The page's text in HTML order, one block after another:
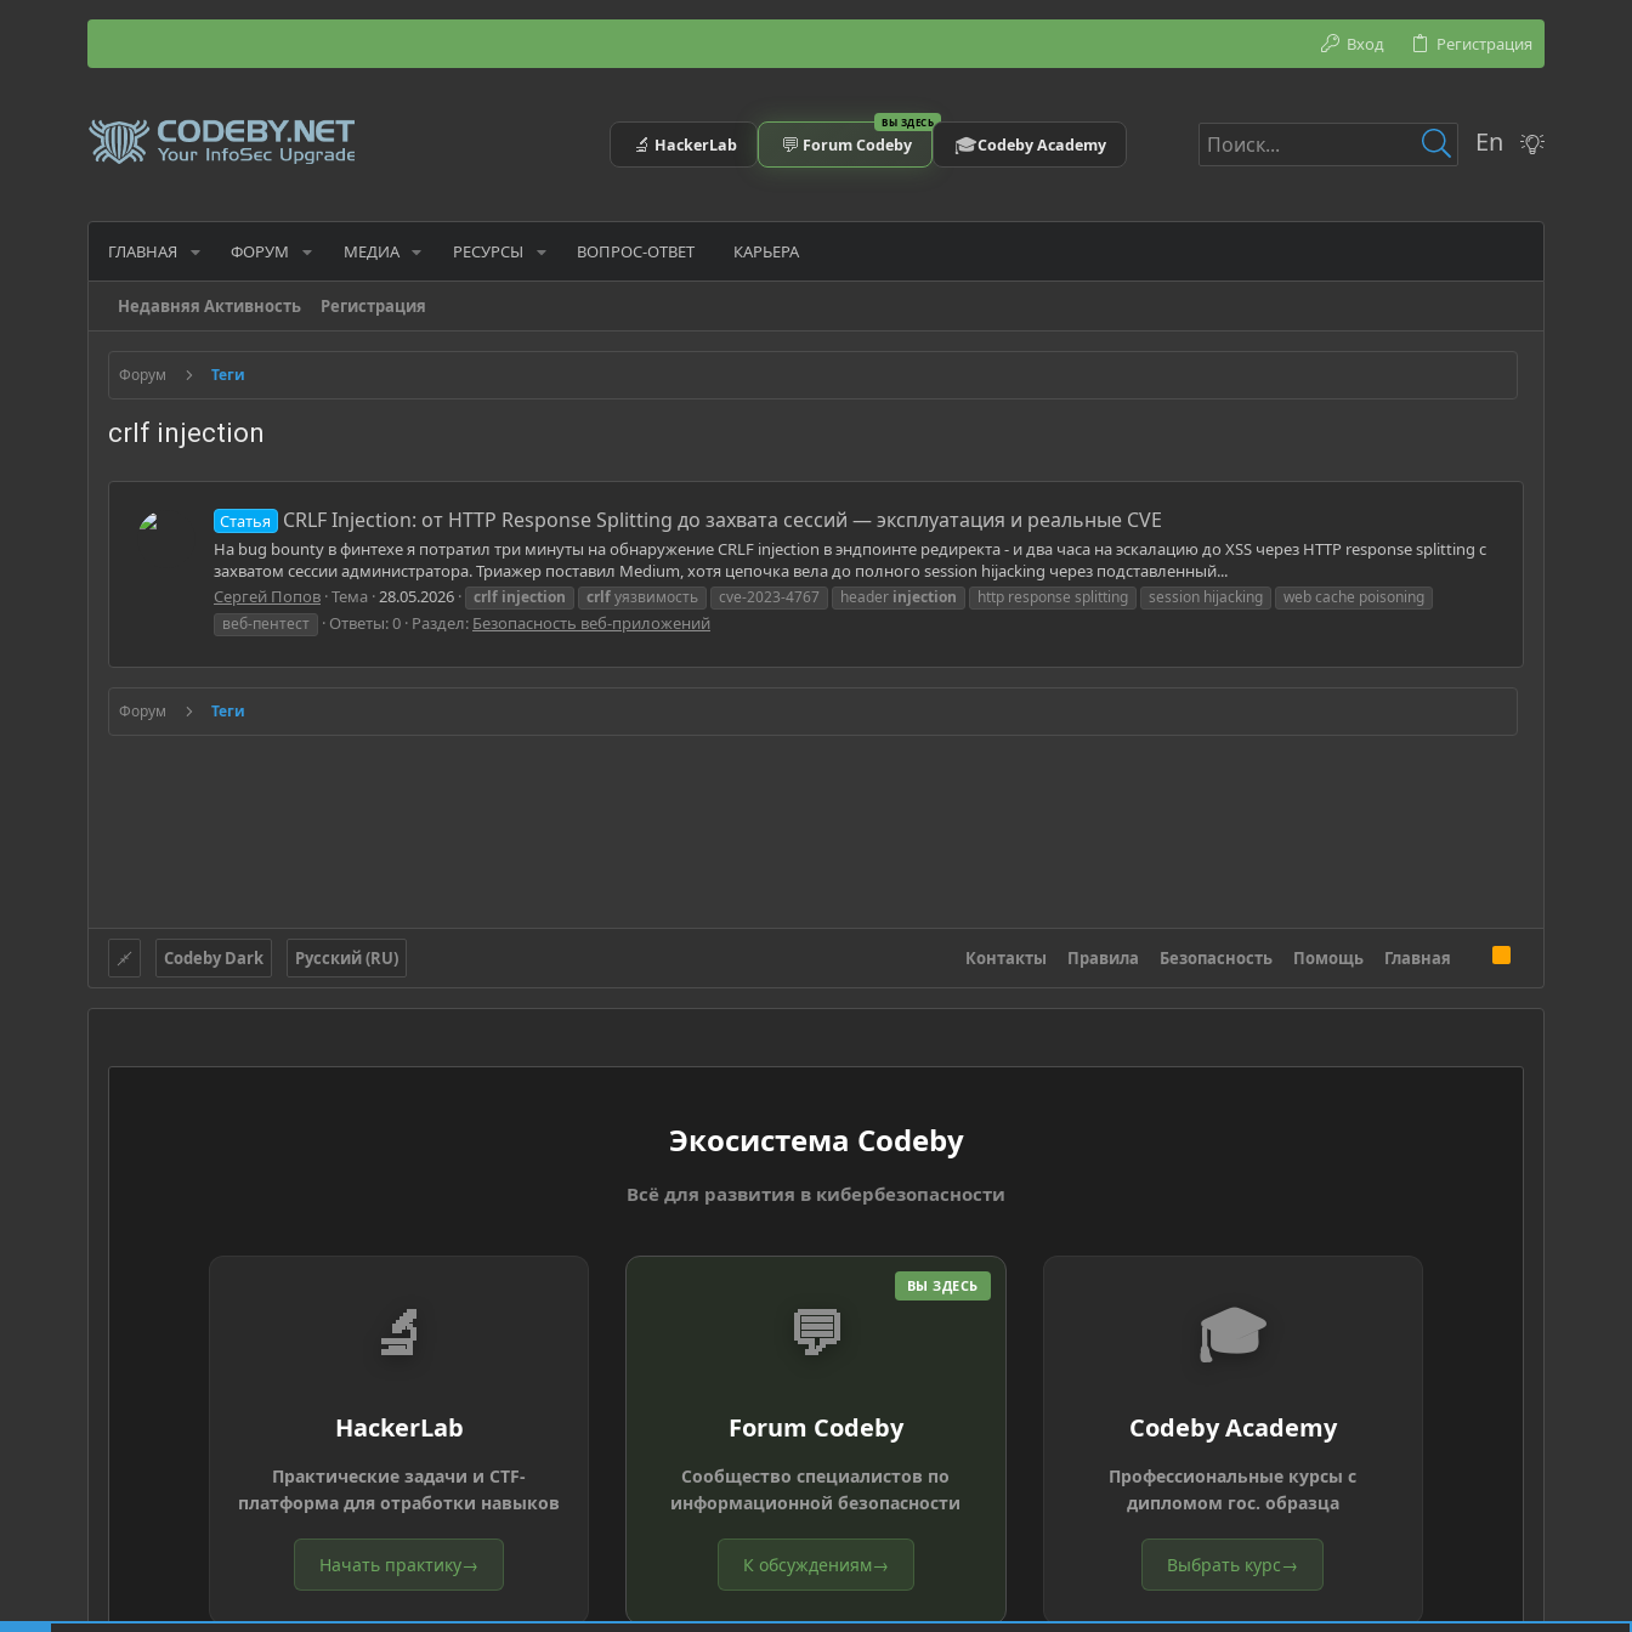
Вход Регистрация
🔬 HackerLab
ВЫ ЗДЕСЬ
💬 Forum Codeby 🎓Codeby Academy En
ГЛАВНАЯ ФОРУМ МЕДИА РЕСУРСЫ ВОПРОС-ОТВЕТ КАРЬЕРА
Недавняя Активность Регистрация
Форум Теги
crlf injection
Статья CRLF Injection: от HTTP Response Splitting до захвата сессий — эксплуатация и реальные CVE
На bug bounty в финтехе я потратил три минуты на обнаружение CRLF injection в эндпоинте редиректа - и два часа на эскалацию до XSS через HTTP response splitting с
захватом сессии администратора. Триажер поставил Medium, хотя цепочка вела до полного session hijacking через подставленный...
Сергей Попов Тема 28.05.2026 crlf injection crlfуязвимость cve-2023-4767 header injection http response splitting session hijacking
web cache poisoning
веб-пентест
Ответы: 0 Раздел: Безопасность веб-приложений
Форум Теги
Codeby Dark Русский (RU) Контакты Правила Безопасность Помощь Главная
S
Экосистема Codeby
Всё для развития в кибербезопасности
🔬
HackerLab
Практические задачи и CTF-
платформа для отработки навыков
Начать практику→
ВЫ ЗДЕСЬ
💬
Forum Codeby
Сообщество специалистов по
информационной безопасности
К обсуждениям→
🎓
Codeby Academy
Профессиональные курсы с
дипломом гос. образца
Выбрать курс→